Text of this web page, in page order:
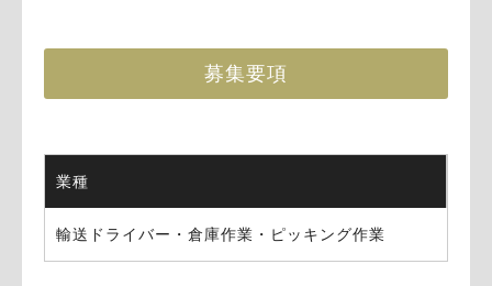
募集要項
業種
輸送ドライバー・倉庫作業・ピッキング作業